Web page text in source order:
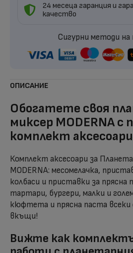
24 месеца гаранция и
качество
Сигурни методи на
ОПИСАНИЕ
Обогатете своя
миксер MODERNA с
комплект
Комплект аксесоари за
MODERNA: месомелачка,
колбаси и приставки за
тартари, бургери, малки и
кюфтета и прясна паста всеки
вкъщи!
Вижте как